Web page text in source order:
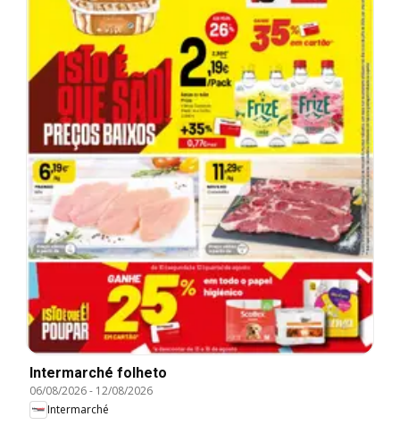
Intermarché folheto
06/08/2026- 12/08/2026
Intermarché